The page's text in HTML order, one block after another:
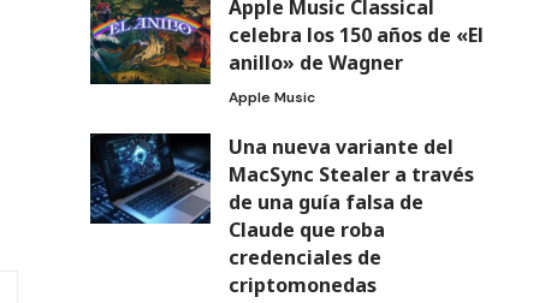
Apple Music Classical
celebra los 150 años de «El
anillo» de Wagner
Apple Music
Una nueva variante del
MacSync Stealer a través
de una guía falsa de
Claude que roba
credenciales de
criptomonedas